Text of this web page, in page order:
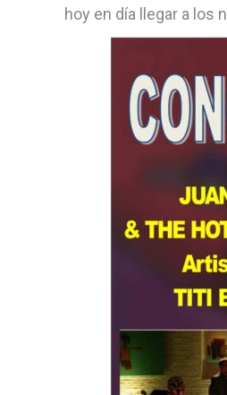
hoy en día llegar a los